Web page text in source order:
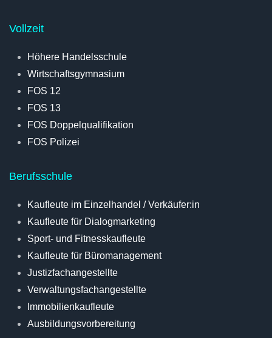
Vollzeit
Höhere Handelsschule
Wirtschaftsgymnasium
FOS 12
FOS 13
FOS Doppelqualifikation
FOS Polizei
Berufsschule
Kaufleute im Einzelhandel / Verkäufer:in
Kaufleute für Dialogmarketing
Sport- und Fitnesskaufleute
Kaufleute für Büromanagement
Justizfachangestellte
Verwaltungsfachangestellte
Immobilienkaufleute
Ausbildungsvorbereitung